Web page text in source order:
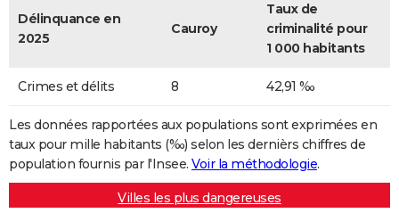
Délinquance en
2025
Cauroy
Taux de
criminalité pour
1 000 habitants
Crimes et délits 8 42,91 ‰
Les données rapportées aux populations sont exprimées en
taux pour mille habitants (‰) selon les dernièrs chiffres de
population fournis par l'Insee. Voir la méthodologie.
Villes les plus dangereuses